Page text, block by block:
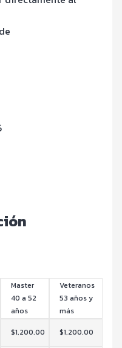
Master
40 a 52
años
Veteranos
53 años y
más
$1,200.00
$1,200.00